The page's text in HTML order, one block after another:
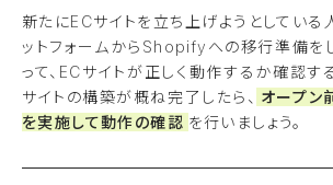
新たにECサイトを立ち上げようとしている
ットフォームからShopifyへの移行準備を
って、ECサイトが正しく動作するか確認す
サイトの構築が概ね完了したら、 オープン
を実施して動作の確認 を行いましょう。